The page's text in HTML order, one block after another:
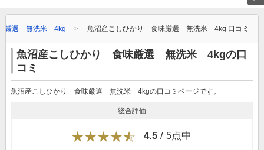
厳選 無洗米 4kg 魚沼産こしひかり 食味厳選 無洗米 4kg 口コミ
魚沼産こしひかり 食味厳選 無洗米 4kgの口
コミ
魚沼産こしひかり 食味厳選 無洗米 4kgの口コミページです。
総合評価
4.5 / 5点中